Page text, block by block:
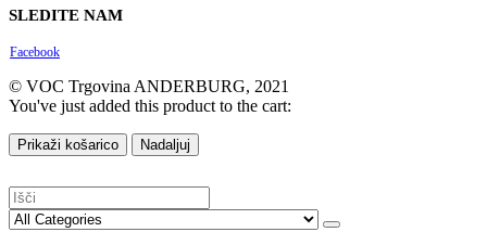
SLEDITE NAM
Facebook
© VOC Trgovina ANDERBURG, 2021
You've just added this product to the cart:
Prikaži košarico Nadaljuj